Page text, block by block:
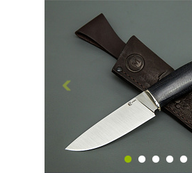
Общая длина, мм
Длина клинка, мм
Ширина клинка, мм
Толщина обуха, мм
Ширина рукояти, мм
Длина рукояти, мм
Толщина рукояти, мм
Твердость клинка, HRC